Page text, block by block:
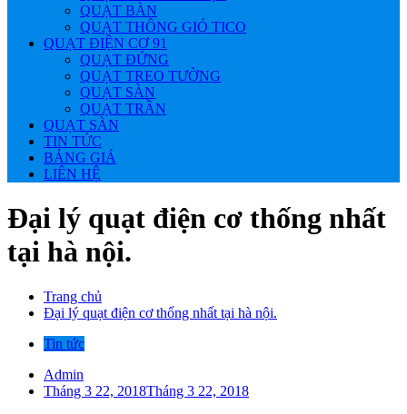
QUẠT BÀN
QUẠT THÔNG GIÓ TICO
QUẠT ĐIỆN CƠ 91
QUẠT ĐỨNG
QUẠT TREO TƯỜNG
QUẠT SÀN
QUẠT TRẦN
QUẠT SÀN
TIN TỨC
BẢNG GIÁ
LIÊN HỆ
Đại lý quạt điện cơ thống nhất
tại hà nội.
Trang chủ
Đại lý quạt điện cơ thống nhất tại hà nội.
Tin tức
Admin
Tháng 3 22, 2018Tháng 3 22, 2018